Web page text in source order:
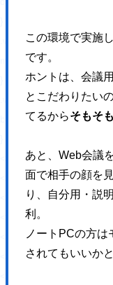
この環境で実施
です。
ホントは、会議
とこだわりたい
てるからそもそ
あと、Web会議
面で相手の顔を
り、自分用・説
利。
ノートPCの方
されてもいいか
.wsbl_facebook_like
max-width: none
.wsbl_pinterest a{
border: 0px !important;
</style>
<!-- END: WP Social
<!-- Jetpack Open Graph
<meta
<meta
<meta